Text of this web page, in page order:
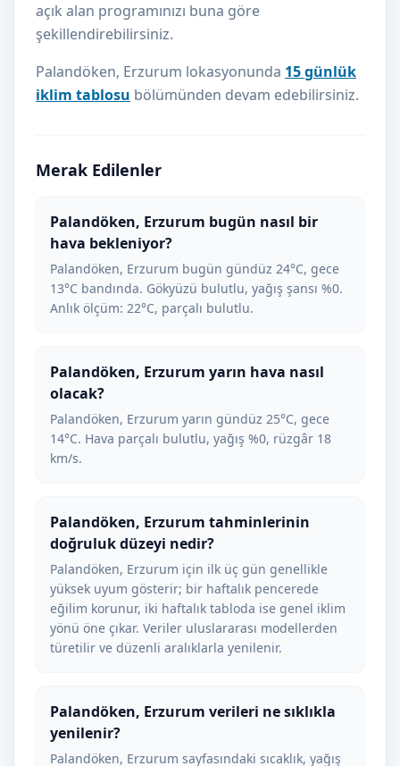
açık alan programınızı buna göre
şekillendirebilirsiniz.
Palandöken, Erzurum lokasyonunda 15 günlük
iklim tablosu bölümünden devam edebilirsiniz.
Merak Edilenler
Palandöken, Erzurum bugün nasıl bir
hava bekleniyor?
Palandöken, Erzurum bugün gündüz 24°C, gece
13°C bandında. Gökyüzü bulutlu, yağış şansı %0.
Anlık ölçüm: 22°C, parçalı bulutlu.
Palandöken, Erzurum yarın hava nasıl
olacak?
Palandöken, Erzurum yarın gündüz 25°C, gece
14°C. Hava parçalı bulutlu, yağış %0, rüzgâr 18
km/s.
Palandöken, Erzurum tahminlerinin
doğruluk düzeyi nedir?
Palandöken, Erzurum için ilk üç gün genellikle
yüksek uyum gösterir; bir haftalık pencerede
eğilim korunur, iki haftalık tabloda ise genel iklim
yönü öne çıkar. Veriler uluslararası modellerden
türetilir ve düzenli aralıklarla yenilenir.
Palandöken, Erzurum verileri ne sıklıkla
yenilenir?
Palandöken, Erzurum sayfasındaki sıcaklık, yağış